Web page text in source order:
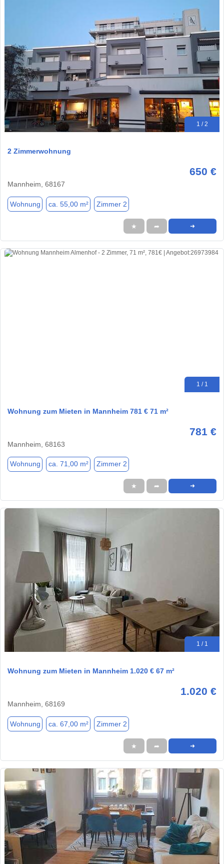
1 / 2
2 Zimmerwohnung
650 €
Mannheim, 68167
Wohnung ca. 55,00 m² Zimmer 2
★ ➦ ➜
1 / 1
Wohnung zum Mieten in Mannheim 781 € 71 m²
781 €
Mannheim, 68163
Wohnung ca. 71,00 m² Zimmer 2
★ ➦ ➜
1 / 1
Wohnung zum Mieten in Mannheim 1.020 € 67 m²
1.020 €
Mannheim, 68169
Wohnung ca. 67,00 m² Zimmer 2
★ ➦ ➜